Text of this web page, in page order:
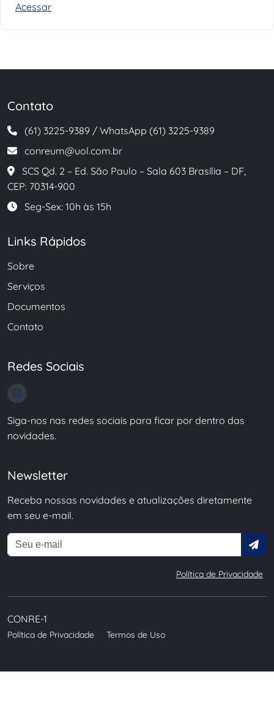
Acessar
Contato
(61) 3225-9389 / WhatsApp (61) 3225-9389
conreum@uol.com.br
SCS Qd. 2 – Ed. São Paulo – Sala 603 Brasília – DF,
CEP: 70314-900
Seg-Sex: 10h às 15h
Links Rápidos
Sobre
Serviços
Documentos
Contato
Redes Sociais
Siga-nos nas redes sociais para ficar por dentro das
novidades.
Newsletter
Receba nossas novidades e atualizações diretamente
em seu e-mail.
Política de Privacidade
CONRE-1
Política de Privacidade Termos de Uso